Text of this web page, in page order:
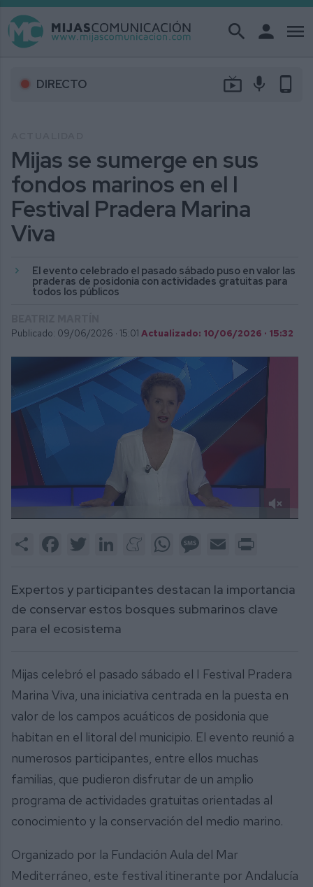
search person menu
DIRECTO live_tv mic phone_android
Mijas se sumerge en sus
fondos marinos en el I
Festival Pradera Marina
Viva
El evento celebrado el pasado sábado puso en valor las
praderas de posidonia con actividades gratuitas para
todos los públicos
Publicado: 09/06/2026 · 15:01 Actualizado: 10/06/2026 · 15:32
3
Share FacebookTwitter LinkedInMeneameWhatsAppMessage
Email
Expertos y participantes destacan la importancia
de conservar estos bosques submarinos clave
para el ecosistema
Mijas celebró el pasado sábado el I Festival Pradera
Marina Viva, una iniciativa centrada en la puesta en
valor de los campos acuáticos de posidonia que
habitan en el litoral del municipio. El evento reunió a
numerosos participantes, entre ellos muchas
familias, que pudieron disfrutar de un amplio
programa de actividades gratuitas orientadas al
conocimiento y la conservación del medio marino.
Organizado por la Fundación Aula del Mar
Mediterráneo, este festival itinerante por Andalucía